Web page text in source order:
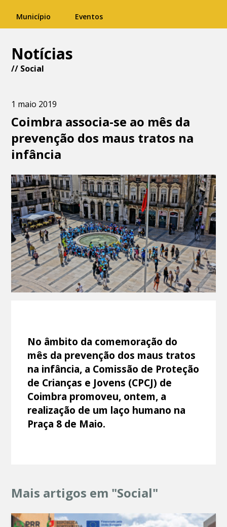
Município Eventos
Notícias
// Social
1 maio 2019
Coimbra associa-se ao mês da
prevenção dos maus tratos na
infância
No âmbito da comemoração do
mês da prevenção dos maus tratos
na infância, a Comissão de Proteção
de Crianças e Jovens (CPCJ) de
Coimbra promoveu, ontem, a
realização de um laço humano na
Praça 8 de Maio.
Mais artigos em "Social"